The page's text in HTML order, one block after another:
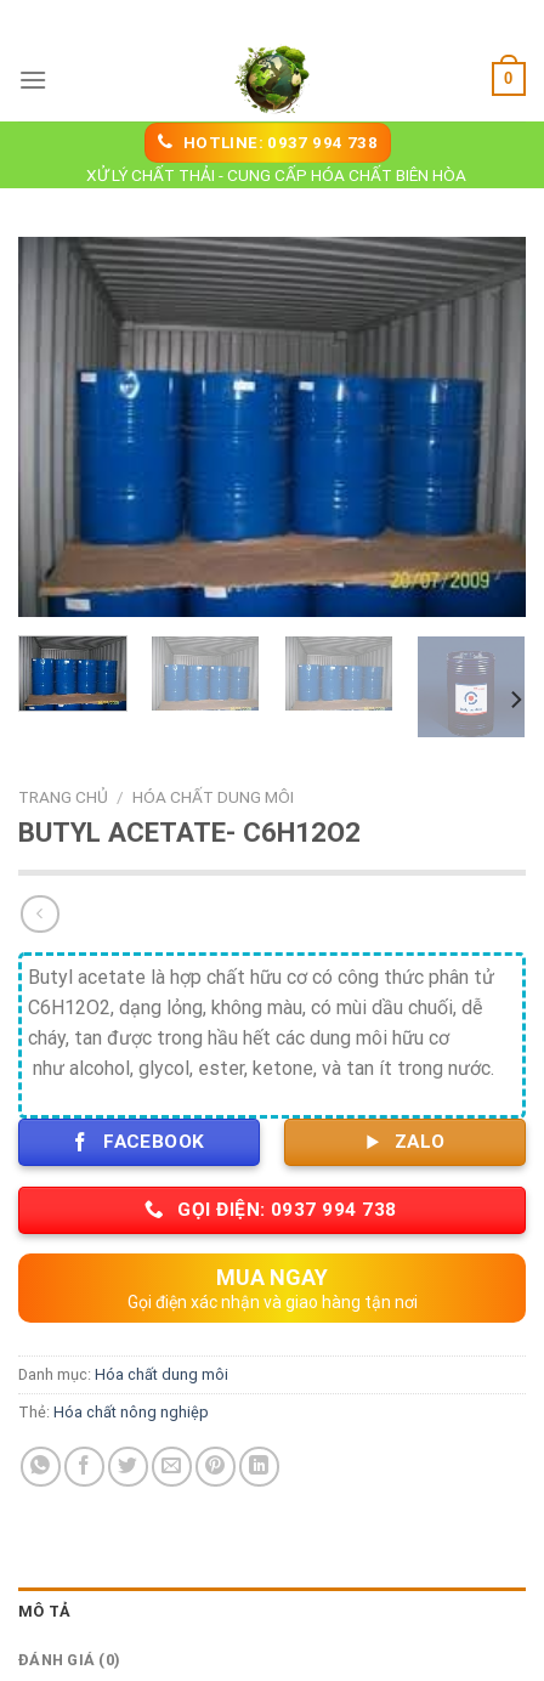
content
0
HOTLINE: 0937 994 738
XỬ LÝ CHẤT THẢI - CUNG CẤP HÓA CHẤT BIÊN HÒA
TRANG CHỦ / HÓA CHẤT DUNG MÔI
BUTYL ACETATE- C6H12O2
Butyl acetate là hợp chất hữu cơ có công thức phân tử
C6H12O2, dạng lỏng, không màu, có mùi dầu chuối, dễ
cháy, tan được trong hầu hết các dung môi hữu cơ
như alcohol, glycol, ester, ketone, và tan ít trong nước.
FACEBOOK ZALO
GỌI ĐIỆN: 0937 994 738
MUA NGAY
Gọi điện xác nhận và giao hàng tận nơi
Danh mục: Hóa chất dung môi
Thẻ: Hóa chất nông nghiệp
MÔ TẢ
ĐÁNH GIÁ (0)